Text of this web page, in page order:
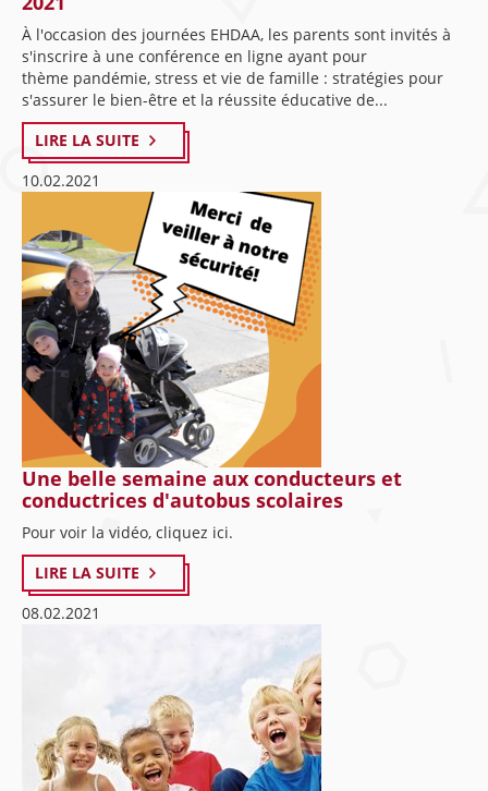
À l'occasion des journées EHDAA, les parents sont invités à
s'inscrire à une conférence en ligne ayant pour
thème pandémie, stress et vie de famille : stratégies pour
s'assurer le bien-être et la réussite éducative de...
LIRE LA SUITE
10.02.2021
Une belle semaine aux conducteurs et
conductrices d'autobus scolaires
Pour voir la vidéo, cliquez ici.
LIRE LA SUITE
08.02.2021